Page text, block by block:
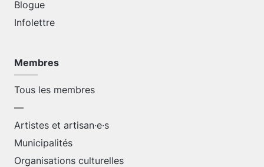
Blogue
Infolettre
Membres
Tous les membres
—
Artistes et artisan·e·s
Municipalités
Organisations culturelles